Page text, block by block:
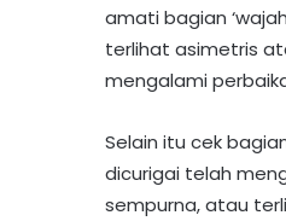
amati bagian
terlihat asimetris
mengalami
Selain itu cek
dicurigai telah
sempurna, atau